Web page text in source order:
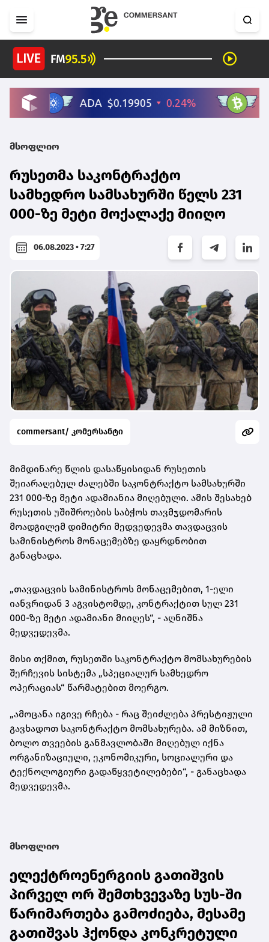
მსოფლიო
რუსეთმა საკონტრაქტო
სამხედრო სამსახურში წელს 231
000-ზე მეტი მოქალაქე მიიღო
06.08.2023 • 7:27
commersant/ კომერსანტი
მიმდინარე წლის დასაწყისიდან რუსეთის
შეიარაღებულ ძალებში საკონტრაქტო სამსახურში
231 000-ზე მეტი ადამიანია მიღებული. ამის შესახებ
რუსეთის უშიშროების საბჭოს თავმჯდომარის
მოადგილემ დიმიტრი მედვედევმა თავდაცვის
სამინისტროს მონაცემებზე დაყრდნობით
განაცხადა.
„თავდაცვის სამინისტროს მონაცემებით, 1-ელი
იანვრიდან 3 აგვისტომდე, კონტრაქტით სულ 231
000-ზე მეტი ადამიანი მიიღეს“, - აღნიშნა
მედვედევმა.
მისი თქმით, რუსეთში საკონტრაქტო მომსახურების
შერჩევის სისტემა „სპეციალურ სამხედრო
ოპერაციას“ წარმატებით მოერგო.
„ამოცანა იგივე რჩება - რაც შეიძლება პრესტიჟული
გავხადოთ საკონტრაქტო მომსახურება. ამ მიზნით,
ბოლო თვეების განმავლობაში მიღებულ იქნა
ორგანიზაციული, ეკონომიკური, სოციალური და
ტექნოლოგიური გადაწყვეტილებები“, - განაცხადა
მედვედევმა.
მსოფლიო
ელექტროენერგიის გათიშვის
პირველ ორ შემთხვევაზე სუს-ში
წარიმართება გამოძიება, მესამე
გათიშვას ჰქონდა კონკრეტული